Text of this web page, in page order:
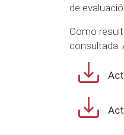
de
Como
consultada.